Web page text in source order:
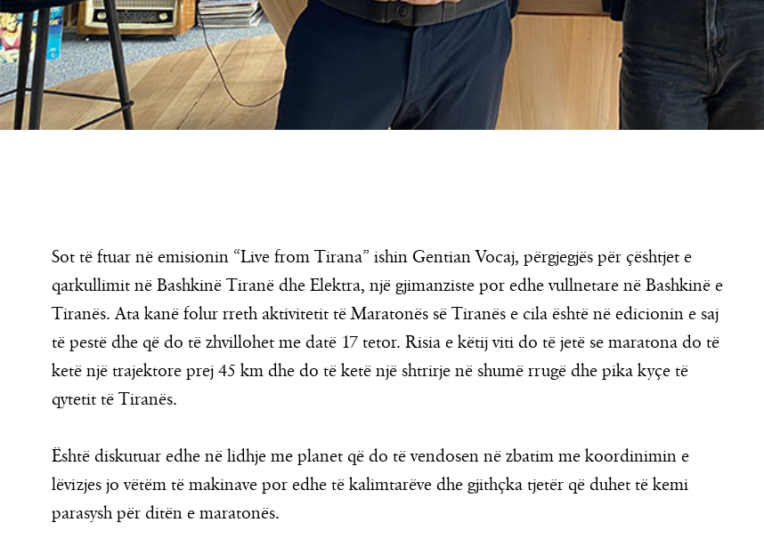
Sot të ftuar në emisionin “Live from Tirana” ishin Gentian Vocaj, përgjegjës për çështjet e
qarkullimit në Bashkinë Tiranë dhe Elektra, një gjimanziste por edhe vullnetare në Bashkinë e
Tiranës. Ata kanë folur rreth aktivitetit të Maratonës së Tiranës e cila është në edicionin e saj
të pestë dhe që do të zhvillohet me datë 17 tetor. Risia e këtij viti do të jetë se maratona do të
ketë një trajektore prej 45 km dhe do të ketë një shtrirje në shumë rrugë dhe pika kyçe të
qytetit të Tiranës.
Është diskutuar edhe në lidhje me planet që do të vendosen në zbatim me koordinimin e
lëvizjes jo vëtëm të makinave por edhe të kalimtarëve dhe gjithçka tjetër që duhet të kemi
parasysh për ditën e maratonës.